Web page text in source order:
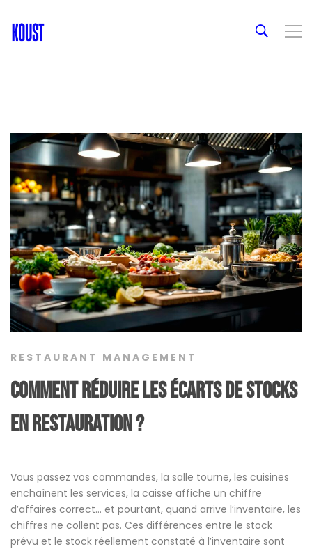
RESTAURANT MANAGEMENT
Comment réduire les écarts de stocks
en restauration ?
Vous passez vos commandes, la salle tourne, les cuisines
enchaînent les services, la caisse affiche un chiffre
d’affaires correct… et pourtant, quand arrive l’inventaire, les
chiffres ne collent pas. Ces différences entre le stock
prévu et le stock réellement constaté à l’inventaire sont